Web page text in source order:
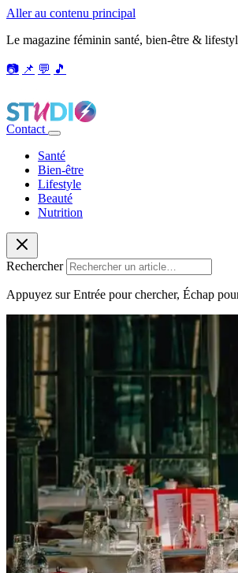
Aller au contenu principal
Le magazine féminin santé, bien-être &
📷 📌 💬 🎵
Contact
Santé
Bien-être
Lifestyle
Beauté
Nutrition
Rechercher
Appuyez sur Entrée pour chercher, Échap